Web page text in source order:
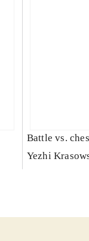
Battle vs.
Yezhi